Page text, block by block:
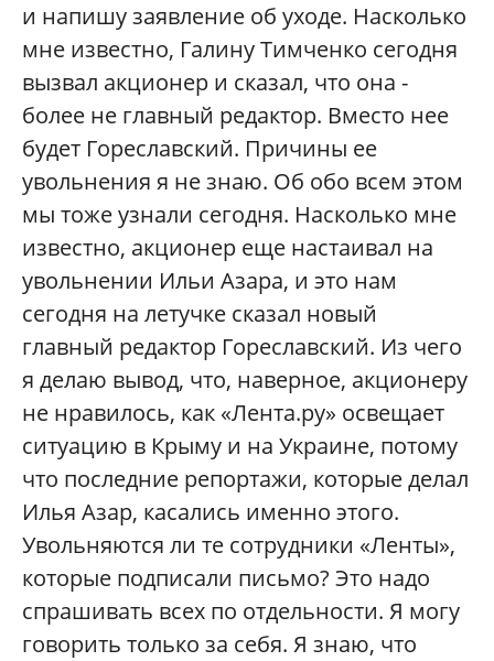
и напишу заявление об уходе. Насколько
мне известно, Галину Тимченко сегодня
вызвал акционер и сказал, что она -
более не главный редактор. Вместо нее
будет Гореславский. Причины ее
увольнения я не знаю. Об обо всем этом
мы тоже узнали сегодня. Насколько мне
известно, акционер еще настаивал на
увольнении Ильи Азара, и это нам
сегодня на летучке сказал новый
главный редактор Гореславский. Из чего
я делаю вывод, что, наверное, акционеру
не нравилось, как «Лента.ру» освещает
ситуацию в Крыму и на Украине, потому
что последние репортажи, которые делал
Илья Азар, касались именно этого.
Увольняются ли те сотрудники «Ленты»,
которые подписали письмо? Это надо
спрашивать всех по отдельности. Я могу
говорить только за себя. Я знаю, что